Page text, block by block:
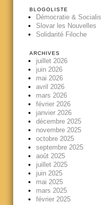
BLOGOLISTE
Démocratie &
Slovar les Nouvelles
Solidarité Filoche
ARCHIVES
juillet 2026
juin 2026
mai 2026
avril 2026
mars 2026
février 2026
janvier 2026
décembre 2025
novembre 2025
octobre 2025
septembre 2025
août 2025
juillet 2025
juin 2025
mai 2025
mars 2025
février 2025